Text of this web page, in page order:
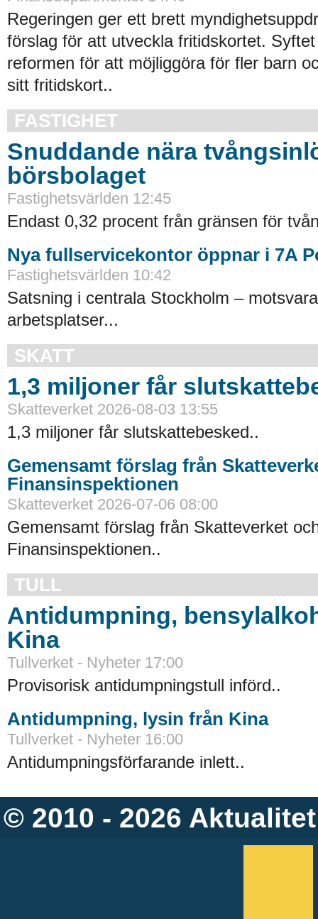
Regeringen ger ett brett
förslag för att utveckla fritidskortet.
reformen för att möjliggöra för fler barn
sitt fritidskort..
FASTIGHET
Snuddande nära
börsbolaget
Fastighetsvärlden 12:45
Endast 0,32 procent från gränsen för
Nya fullservicekontor öppnar i 7A
Fastighetsvärlden 10:42
Satsning i centrala Stockholm –
arbetsplatser...
SKATT
1,3 miljoner får
Skatteverket 2026-08-03 13:55
1,3 miljoner får slutskattebesked..
Gemensamt förslag från
Finansinspektionen
Skatteverket 2026-07-06 08:00
Gemensamt förslag från Skatteverket
Finansinspektionen..
TULL
Antidumpning,
Kina
Tullverket - Nyheter 17:00
Provisorisk antidumpningstull införd..
Antidumpning, lysin från Kina
Tullverket - Nyheter 16:00
Antidumpningsförfarande inlett..
© 2010 - 2026 Aktualitet